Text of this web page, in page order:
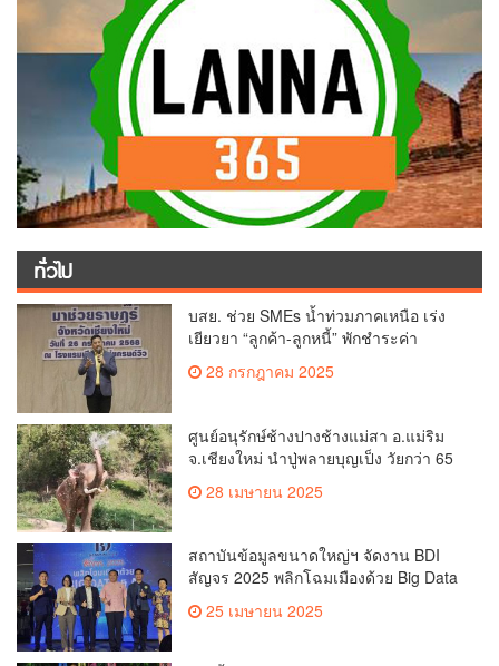
ทั่วไป
บสย. ช่วย SMEs น้ำท่วมภาคเหนือ เร่ง
เยียวยา “ลูกค้า-ลูกหนี้” พักชำระค่า
ธรรมเนียม-ค่างวด
28 กรกฎาคม 2025
ศูนย์อนุรักษ์ช้างปางช้างแม่สา อ.แม่ริม
จ.เชียงใหม่ นำปู่พลายบุญเป็ง วัยกว่า 65
28 เมษายน 2025
สถาบันข้อมูลขนาดใหญ่ฯ จัดงาน BDI
สัญจร 2025 พลิกโฉมเมืองด้วย Big Data
ข้อมูลเพื่อยกระดับเมือง สังคม และ
25 เมษายน 2025